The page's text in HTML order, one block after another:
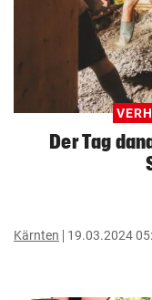
Der Tag
Kärnten 19.03.2024